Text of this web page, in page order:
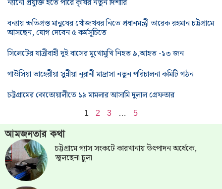
ন্যানো প্রযুক্তি হতে পারে কৃষির নতুন দিশারি
বন্যায় ক্ষতিগ্রস্ত মানুষের খোঁজখবর নিতে প্রধানমন্ত্রী তারেক রহমান চট্টগ্রামে
আসছেন, যোগ দেবেন ৫ কর্মসূচিতে
সিলেটের যাত্রীবাহী দুই বাসের মুখোমুখি নিহত ৯,আহত -১৩ জন
গাউসিয়া তাহেরীয়া সুন্নীয়া নূরানী মাদ্রাসা নতুন পরিচালনা কমিটি গঠন
চট্টগ্রামের কোতোয়ালীতে ১৯ মামলার আসামি দুলাল গ্রেফতার
1 2 3 … 5
আমজনতার কথা
চট্টগ্রামে গ্যাস সংকটে কারখানায় উৎপাদন অর্ধেকে,
জ্বলছেনা চুলা